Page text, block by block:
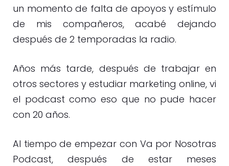
un momento de falta de apoyos y estímulo
de mis compañeros, acabé dejando
después de 2 temporadas la radio.
Años más tarde, después de trabajar en
otros sectores y estudiar marketing online, vi
el podcast como eso que no pude hacer
con 20 años.
Al tiempo de empezar con Va por Nosotras
Podcast, después de estar meses